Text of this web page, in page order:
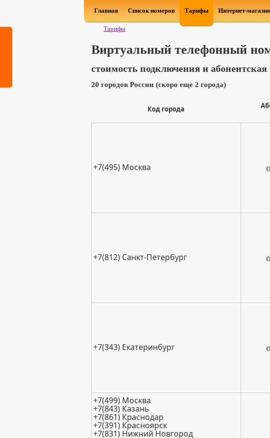
Главная Список номеров Тарифы Интернет-магазин
Тарифы
Виртуальный телефонный
стоимость подключения и абонентская
20 городов России (скоро еще 2 города)
Код города
+7(495) Москва
+7(812) Санкт-Петербург
+7(343) Екатеринбург
+7(499) Москва
+7(843) Казань
+7(861) Краснодар
+7(391) Красноярск
+7(831) Нижний Новгород